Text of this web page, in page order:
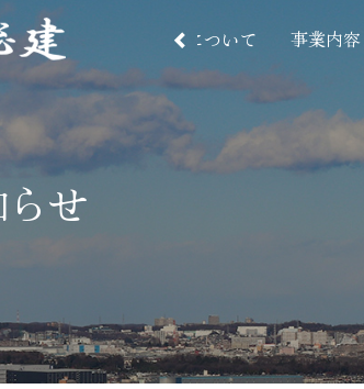
HOME 私たちについて 事業内容
せ